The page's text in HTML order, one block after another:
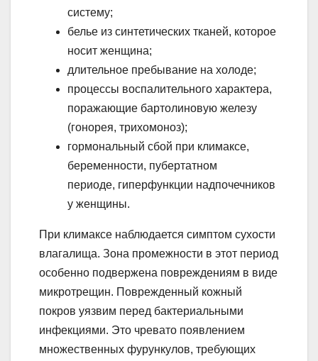
систему;
белье из синтетических тканей, которое
носит женщина;
длительное пребывание на холоде;
процессы воспалительного характера,
поражающие бартолиновую железу
(гонорея, трихомоноз);
гормональный сбой при климаксе,
беременности, пубертатном
периоде, гиперфункции надпочечников
у женщины.
При климаксе наблюдается симптом сухости
влагалища. Зона промежности в этот период
особенно подвержена повреждениям в виде
микротрещин. Поврежденный кожный
покров уязвим перед бактериальными
инфекциями. Это чревато появлением
множественных фурункулов, требующих